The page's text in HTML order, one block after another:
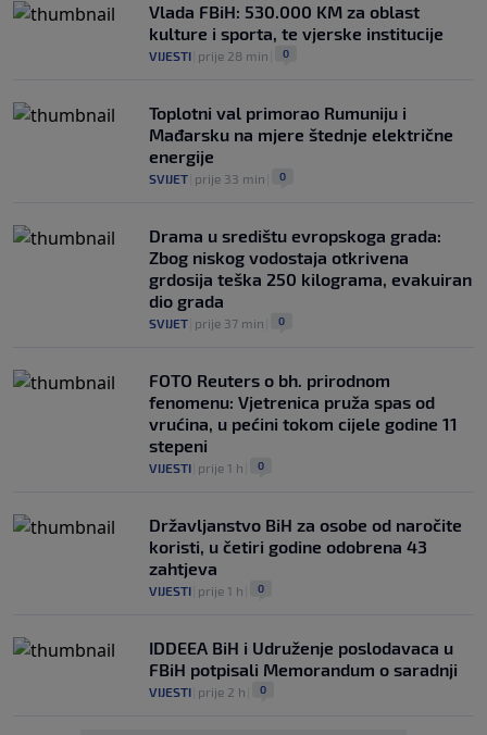
Vlada FBiH: 530.000 KM za oblast
kulture i sporta, te vjerske institucije
VIJESTI prije 28 min 0
Toplotni val primorao Rumuniju i
Mađarsku na mjere štednje električne
energije
SVIJET prije 33 min 0
Drama u središtu evropskoga grada:
Zbog niskog vodostaja otkrivena
grdosija teška 250 kilograma, evakuiran
dio grada
SVIJET prije 37 min 0
FOTO Reuters o bh. prirodnom
fenomenu: Vjetrenica pruža spas od
vrućina, u pećini tokom cijele godine 11
stepeni
VIJESTI prije 1 h 0
Državljanstvo BiH za osobe od naročite
koristi, u četiri godine odobrena 43
zahtjeva
VIJESTI prije 1 h 0
IDDEEA BiH i Udruženje poslodavaca u
FBiH potpisali Memorandum o saradnji
VIJESTI prije 2 h 0